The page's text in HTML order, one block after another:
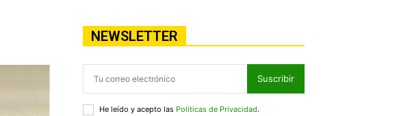
NEWSLETTER
Suscribir
He leído y acepto las Políticas de Privacidad.